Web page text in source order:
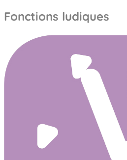
Fonctions ludiques